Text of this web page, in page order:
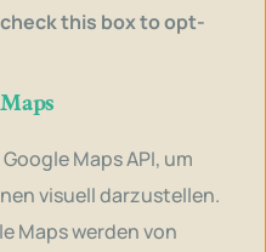
this box to opt-
Maps API, um
visuell darzustellen.
Maps werden von